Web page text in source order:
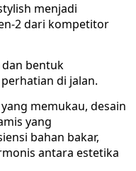
menjadi
2 dari kompetitor
dan bentuk
di jalan.
memukau, desain
yang
bahan bakar,
antara estetika